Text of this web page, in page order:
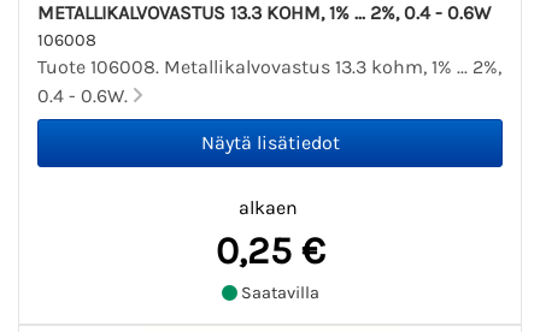
METALLIKALVOVASTUS 13.3 KOHM, 1% ... 2%, 0.4 - 0.6W
106008
Tuote 106008. Metallikalvovastus 13.3 kohm, 1% ... 2%,
0.4 - 0.6W.
alkaen
0,25 €
Saatavilla